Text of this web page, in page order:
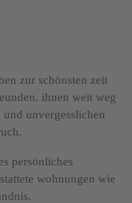
zur schönsten zeit
ihnen weit weg
unvergesslichen
persönliches
wohnungen wie